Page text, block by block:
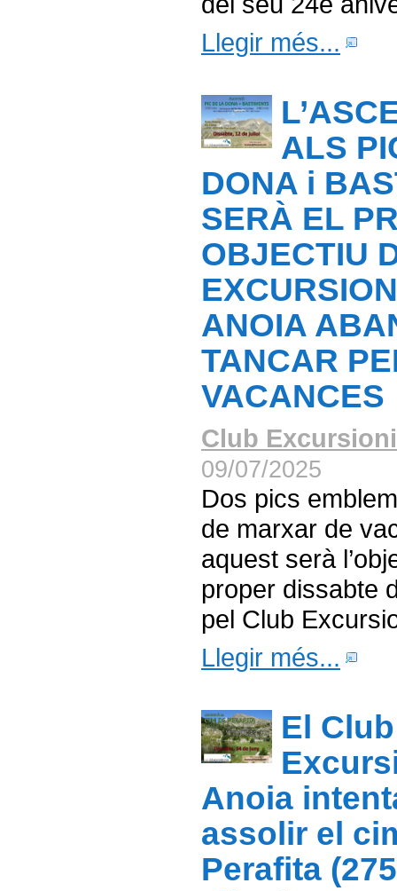
Llegir més...
ALS
DONA i
SERÀ EL
OBJECTIU
ANOIA
TANCAR
VACANCES
Club
09/07/2025
Dos pics
de marxar de
aquest serà
proper dissabte
pel Club
Llegir més...
El Club
Anoia
assolir el
Perafita